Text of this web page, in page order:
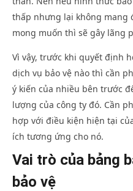
thấp nhưng lại không mang
mong muốn thì sẽ gây lãng
Vì vậy, trước khi quyết định
dịch vụ bảo vệ nào thì cần
ý kiến của nhiều bên trước
lượng của công ty đó. Cần
hợp với điều kiện hiện tại
ích tương ứng cho nó.
Vai trò của bảng
bảo vệ